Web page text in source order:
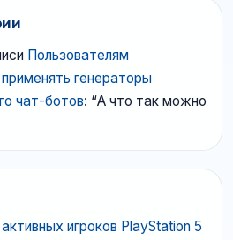
Пользователям
генераторы
чат-ботов: “А что так можно
игроков PlayStation 5